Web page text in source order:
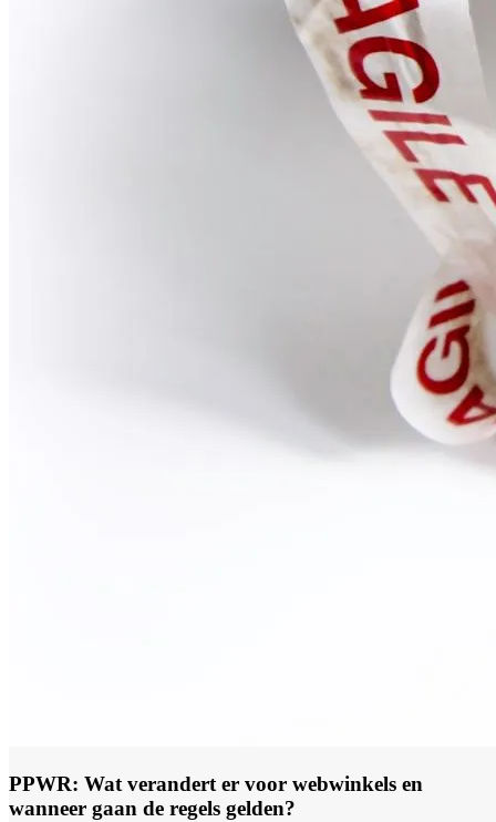
PPWR: Wat verandert er voor webwinkels en
wanneer gaan de regels gelden?